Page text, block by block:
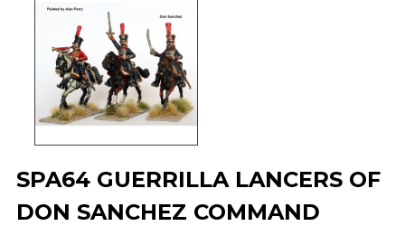
SPA64 GUERRILLA LANCERS OF
DON SANCHEZ COMMAND